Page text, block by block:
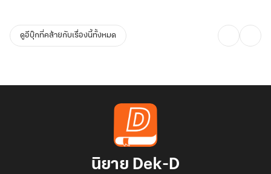
ดูอีบุ๊กที่คล้ายกับเรื่องนี้ทั้งหมด
นิยาย Dek-D